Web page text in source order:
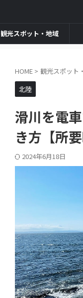
観光スポット・地域
HOME > 観光スポット
北陸
滑川を電
き方【所
2024年6月18日